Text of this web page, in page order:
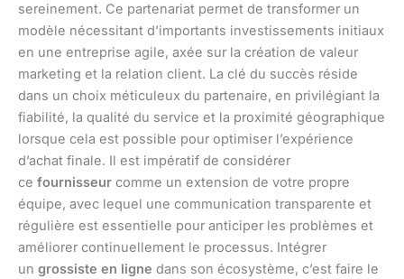
sereinement. Ce partenariat permet de transformer un
modèle nécessitant d’importants investissements initiaux
en une entreprise agile, axée sur la création de valeur
marketing et la relation client. La clé du succès réside
dans un choix méticuleux du partenaire, en privilégiant la
fiabilité, la qualité du service et la proximité géographique
lorsque cela est possible pour optimiser l’expérience
d’achat finale. Il est impératif de considérer
ce fournisseur comme un extension de votre propre
équipe, avec lequel une communication transparente et
régulière est essentielle pour anticiper les problèmes et
améliorer continuellement le processus. Intégrer
un grossiste en ligne dans son écosystème, c’est faire le